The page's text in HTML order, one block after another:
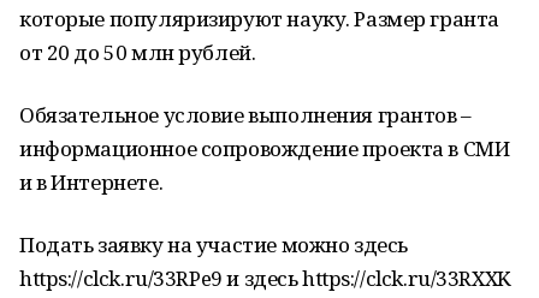
которые популяризируют науку. Размер гранта
от 20 до 50 млн рублей.
Обязательное условие выполнения грантов –
информационное сопровождение проекта в СМИ
и в Интернете.
Подать заявку на участие можно здесь
https://clck.ru/33RPe9 и здесь https://clck.ru/33RXXK